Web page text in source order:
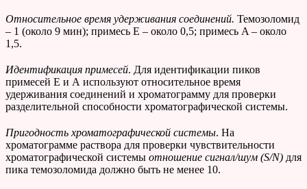
Относительное время удерживания соединений. Темозоломид
– 1 (около 9 мин); примесь E – около 0,5; примесь A – около
1,5.
Идентификация примесей. Для идентификации пиков
примесей Е и А используют относительное время
удерживания соединений и хроматограмму для проверки
разделительной способности хроматографической системы.
Пригодность хроматографической системы. На
хроматограмме раствора для проверки чувствительности
хроматографической системы отношение сигнал/шум (S/N) для
пика темозоломида должно быть не менее 10.